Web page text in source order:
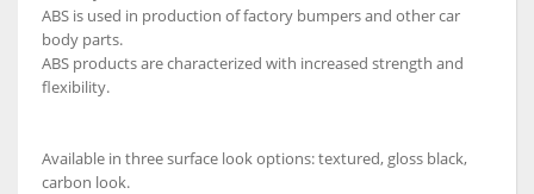
ABS is used in production of factory bumpers and other car
body parts.
ABS products are characterized with increased strength and
flexibility.
Available in three surface look options: textured, gloss black,
carbon look.